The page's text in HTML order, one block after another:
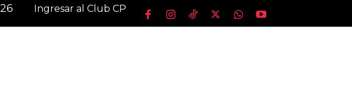
Ingresar al Club CP